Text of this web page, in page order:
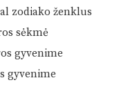
zodiako ženklus
sėkmė
gyvenime
gyvenime